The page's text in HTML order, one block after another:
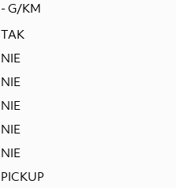
- G/KM
TAK
NIE
NIE
NIE
NIE
NIE
PICKUP